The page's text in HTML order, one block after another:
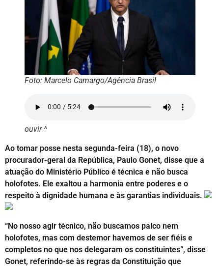
Foto: Marcelo Camargo/Agência Brasil
ouvir ^
Ao tomar posse nesta segunda-feira (18), o novo
procurador-geral da República, Paulo Gonet, disse que a
atuação do Ministério Público é técnica e não busca
holofotes. Ele exaltou a harmonia entre poderes e o
respeito à dignidade humana e às garantias individuais.
“No nosso agir técnico, não buscamos palco nem
holofotes, mas com destemor havemos de ser fiéis e
completos no que nos delegaram os constituintes”, disse
Gonet, referindo-se às regras da Constituição que